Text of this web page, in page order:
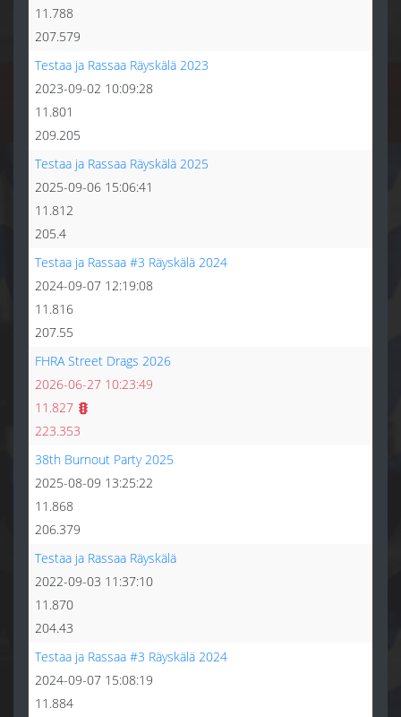
11.788
207.579
Testaa ja Rassaa Räyskälä 2023
2023-09-02 10:09:28
11.801
209.205
Testaa ja Rassaa Räyskälä 2025
2025-09-06 15:06:41
11.812
205.4
Testaa ja Rassaa #3 Räyskälä 2024
2024-09-07 12:19:08
11.816
207.55
FHRA Street Drags 2026
2026-06-27 10:23:49
11.827
223.353
38th Burnout Party 2025
2025-08-09 13:25:22
11.868
206.379
Testaa ja Rassaa Räyskälä
2022-09-03 11:37:10
11.870
204.43
Testaa ja Rassaa #3 Räyskälä 2024
2024-09-07 15:08:19
11.884